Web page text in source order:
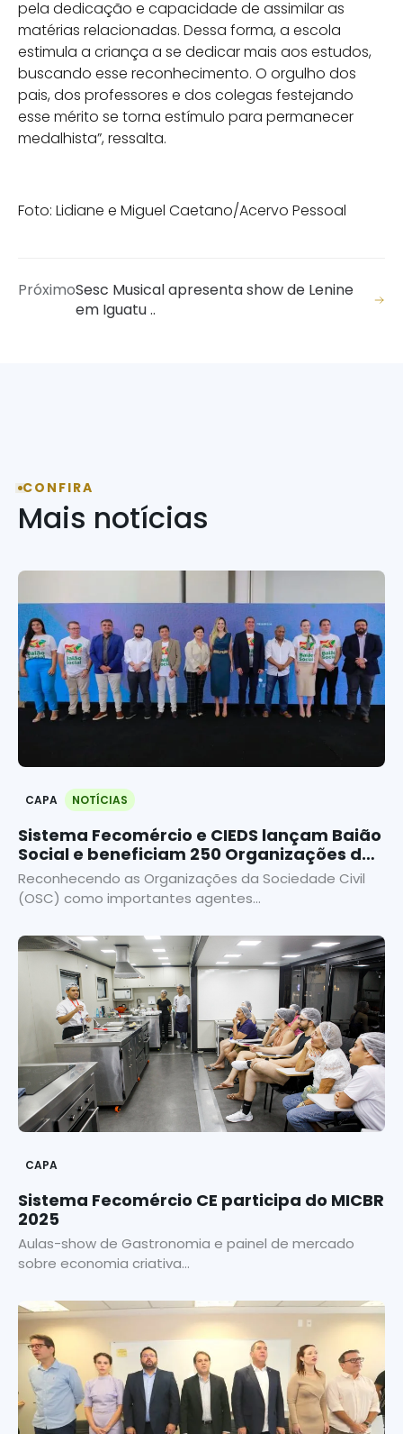
pela dedicação e capacidade de assimilar as
matérias relacionadas. Dessa forma, a escola
estimula a criança a se dedicar mais aos estudos,
buscando esse reconhecimento. O orgulho dos
pais, dos professores e dos colegas festejando
esse mérito se torna estímulo para permanecer
medalhista”, ressalta.
Foto: Lidiane e Miguel Caetano/Acervo Pessoal
PróximoSesc Musical apresenta show de Lenine
em Iguatu ..
CONFIRA
Mais notícias
CAPA NOTÍCIAS
Sistema Fecomércio e CIEDS lançam Baião
Social e beneficiam 250 Organizações da
Sociedade Civil
Reconhecendo as Organizações da Sociedade Civil
(OSC) como importantes agentes...
CAPA
Sistema Fecomércio CE participa do MICBR
2025
Aulas-show de Gastronomia e painel de mercado
sobre economia criativa...